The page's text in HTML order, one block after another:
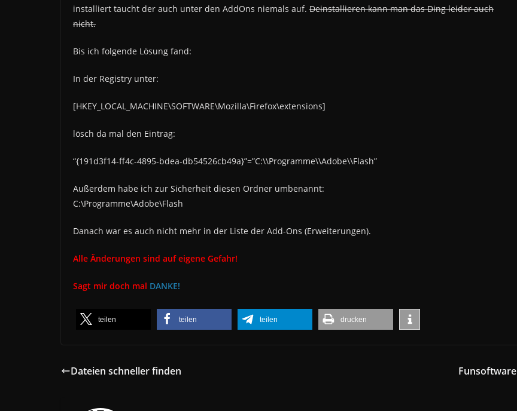
installiert taucht der auch unter den AddOns niemals auf. Deinstallieren kann man das Ding leider auch
nicht.
Bis ich folgende Lösung fand:
In der Registry unter:
[HKEY_LOCAL_MACHINE\SOFTWARE\Mozilla\Firefox\extensions]
lösch da mal den Eintrag:
“{191d3f14-ff4c-4895-bdea-db54526cb49a}”=”C:\\Programme\\Adobe\\Flash”
Außerdem habe ich zur Sicherheit diesen Ordner umbenannt:
C:\Programme\Adobe\Flash
Danach war es auch nicht mehr in der Liste der Add-Ons (Erweiterungen).
Alle Änderungen sind auf eigene Gefahr!
Sagt mir doch mal DANKE!
teilen teilen teilen drucken
Dateien schneller finden Funsoftware